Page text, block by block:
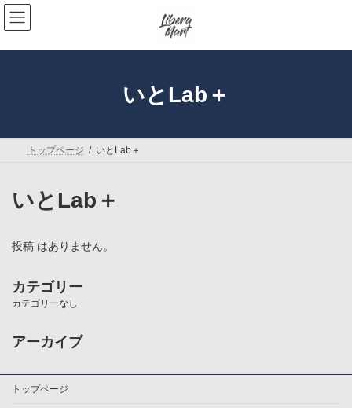
コ
ン
テ
ン
ナ
ビ
ゲ
ー
いとLab＋
トップページ いとLab＋
いとLab＋
投稿 はありません。
カテゴリー
カテゴリーなし
アーカイブ
トップページ